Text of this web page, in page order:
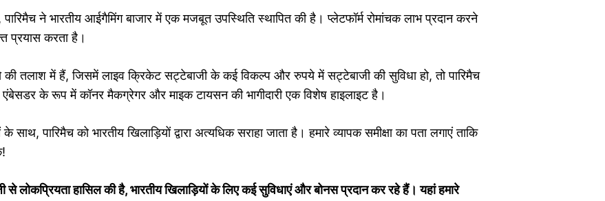
ने भारतीय आईगैमिंग बाजार में एक मजबूत उपस्थिति स्थापित की है। प्लेटफॉर्म रोमांचक लाभ प्रदान करने
प्रयास करता है।
तलाश में हैं, जिसमें लाइव क्रिकेट सट्टेबाजी के कई विकल्प और रुपये में सट्टेबाजी की सुविधा हो, तो पारिमैच
के रूप में कॉनर मैकग्रेगर और माइक टायसन की भागीदारी एक विशेष हाइलाइट है।
पारिमैच को भारतीय खिलाड़ियों द्वारा अत्यधिक सराहा जाता है। हमारे व्यापक समीक्षा का पता लगाएं ताकि
से लोकप्रियता हासिल की है, भारतीय खिलाड़ियों के लिए कई सुविधाएं और बोनस प्रदान कर रहे हैं। यहां हमारे